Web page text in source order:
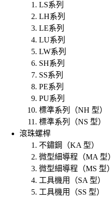
LS系列
LH系列
LE系列
LU系列
LW系列
SH系列
SS系列
PE系列
PU系列
標準系列（NH 型）
標準系列（NS 型）
滾珠螺桿
不鏽鋼（KA 型）
微型細導程（MA 型）
微型細導程（MS 型）
工具機用（SA 型）
工具機用（SS 型）